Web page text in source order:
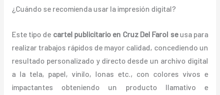
¿Cuándo se recomienda usar la impresión digital?
Este tipo de cartel publicitario en Cruz Del Farol seusa para
realizar trabajos rápidos de mayor calidad, concediendo un
resultado personalizado y directo desde un archivo digital
a la tela, papel, vinilo, lonas etc., con colores vivos e
impactantes obteniendo un producto llamativo e